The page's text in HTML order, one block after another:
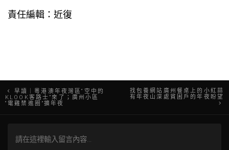
責任編輯：近復
文
章
導
早讀｜粵港澳年夜灣區“空中的
KLOOK客路士”來了；廣州小區
“電雞禁進圈”擴年夜
找包養網站廣州餐桌上的小紅蒜
有年夜山深處貧困戶的年夜盼望